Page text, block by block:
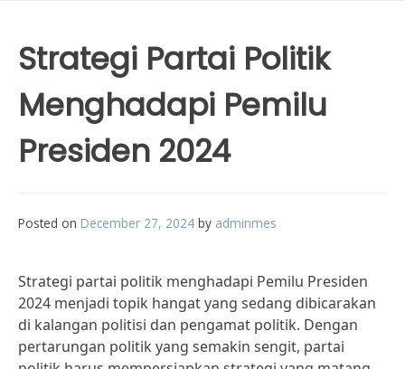
Strategi Partai Politik
Menghadapi Pemilu
Presiden 2024
Posted on December 27, 2024 by adminmes
Strategi partai politik menghadapi Pemilu Presiden
2024 menjadi topik hangat yang sedang dibicarakan
di kalangan politisi dan pengamat politik. Dengan
pertarungan politik yang semakin sengit, partai